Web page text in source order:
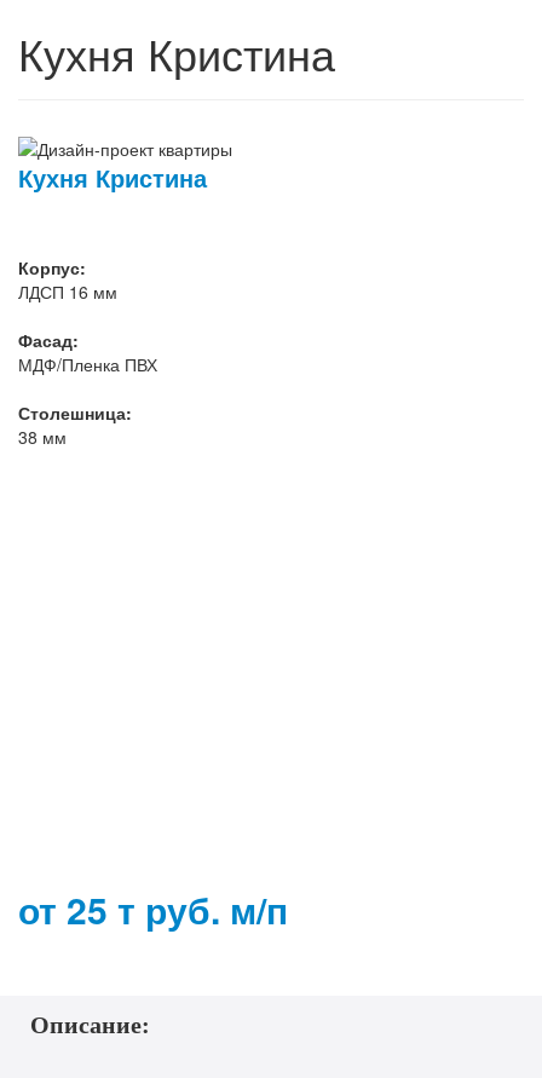
Кухня Кристина
Кухня Кристина
Корпус:
ЛДСП 16 мм
Фасад:
МДФ/Пленка ПВХ
Столешница:
38 мм
от 25 т руб. м/п
Описание: